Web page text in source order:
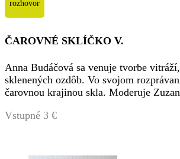
rozhovor
ČAROVNÉ SKLÍČKO V.
Anna Budáčová sa venuje tvorbe
sklenených ozdôb. Vo svojom
čarovnou krajinou skla. Moderuje
Vstupné 3 €